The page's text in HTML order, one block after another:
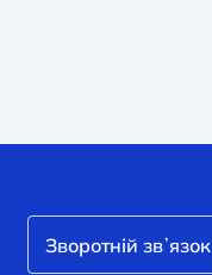
Зворотній звʼязок